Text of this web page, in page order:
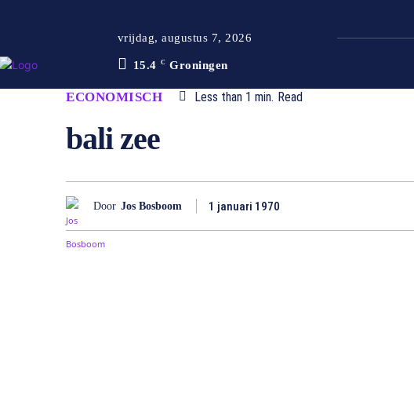
vrijdag, augustus 7, 2026
15.4 C Groningen
ECONOMISCH Less than 1 min. Read
bali zee
Door Jos Bosboom 1 januari 1970